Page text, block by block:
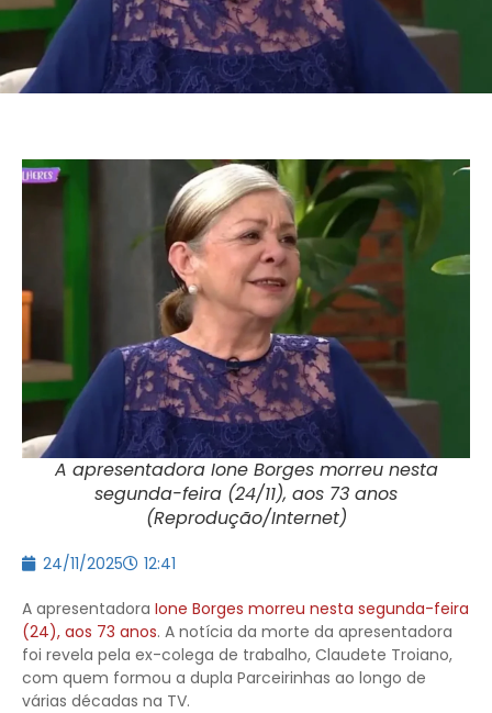
A apresentadora Ione Borges morreu nesta
segunda-feira (24/11), aos 73 anos
(Reprodução/Internet)
24/11/2025 12:41
A apresentadora Ione Borges morreu nesta segunda-feira
(24), aos 73 anos. A notícia da morte da apresentadora
foi revela pela ex-colega de trabalho, Claudete Troiano,
com quem formou a dupla Parceirinhas ao longo de
várias décadas na TV.